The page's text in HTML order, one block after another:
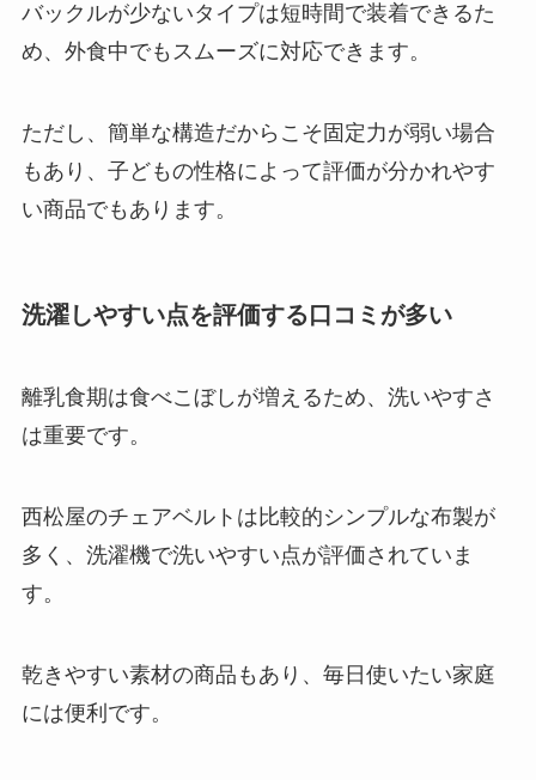
バックルが少ないタイプは短時間で装着できるた
め、外食中でもスムーズに対応できます。
ただし、簡単な構造だからこそ固定力が弱い場合
もあり、子どもの性格によって評価が分かれやす
い商品でもあります。
洗濯しやすい点を評価する口コミが多い
離乳食期は食べこぼしが増えるため、洗いやすさ
は重要です。
西松屋のチェアベルトは比較的シンプルな布製が
多く、洗濯機で洗いやすい点が評価されていま
す。
乾きやすい素材の商品もあり、毎日使いたい家庭
には便利です。